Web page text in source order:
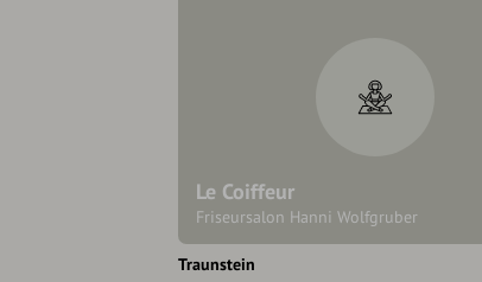
Le Coiffeur
Friseursalon Hanni Wolfgruber
Traunstein